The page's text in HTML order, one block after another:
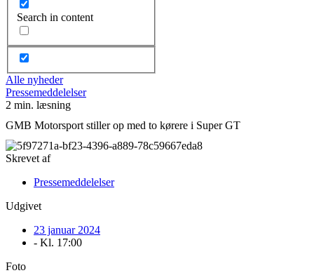
Search in content
Alle nyheder
Pressemeddelelser
2 min. læsning
GMB Motorsport stiller op med to kørere i Super GT
Skrevet af
Pressemeddelelser
Udgivet
23 januar 2024
- Kl. 17:00
Foto